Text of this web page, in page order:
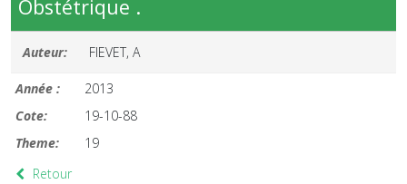
Obstétrique .
Auteur: FIEVET, A
Année :
2013
Cote:
19-10-88
Theme:
19
Retour